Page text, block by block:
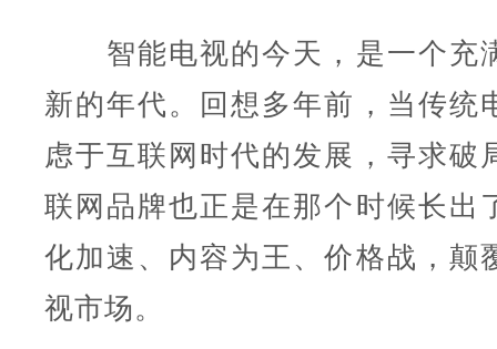
智能电视的今天，是一个充
新的年代。回想多年前，当传统
虑于互联网时代的发展，寻求破
联网品牌也正是在那个时候长出
化加速、内容为王、价格战，颠
视市场。